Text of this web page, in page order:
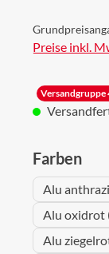
Preise inkl.
Versandgruppe
Farben
Alu
Alu oxidrot
Alu